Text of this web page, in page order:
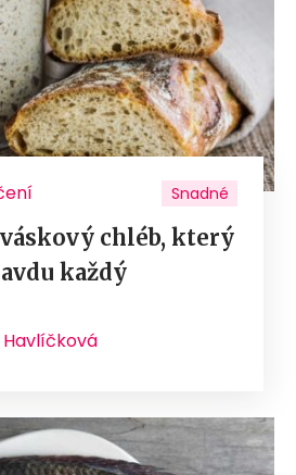
Snadné
chléb, který
každý